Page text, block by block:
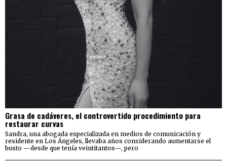
Grasa de cadáveres, el controvertido procedimiento para
restaurar curvas
Sandra, una abogada especializada en medios de comunicación y
residente en Los Ángeles, llevaba años considerando aumentarse el
busto —desde que tenía veintitantos—, pero